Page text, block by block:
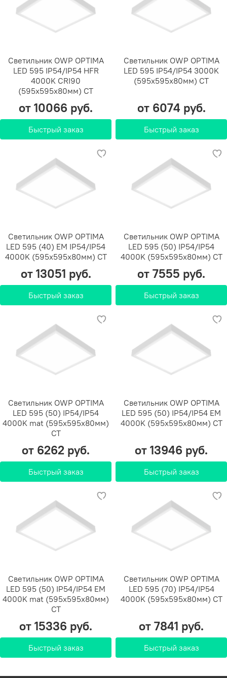
Светильник OWP OPTIMA
LED 595 IP54/IP54 HFR
4000K CRI90
(595х595х80мм) СТ
от 10066 руб.
Быстрый заказ
Светильник OWP OPTIMA
LED 595 IP54/IP54 3000K
(595х595х80мм) СТ
от 6074 руб.
Быстрый заказ
Светильник OWP OPTIMA
LED 595 (40) EM IP54/IP54
4000K (595х595х80мм) СТ
от 13051 руб.
Быстрый заказ
Светильник OWP OPTIMA
LED 595 (50) IP54/IP54
4000K (595х595х80мм) СТ
от 7555 руб.
Быстрый заказ
Светильник OWP OPTIMA
LED 595 (50) IP54/IP54
4000K mat (595х595х80мм)
СТ
от 6262 руб.
Быстрый заказ
Светильник OWP OPTIMA
LED 595 (50) IP54/IP54 EM
4000K (595х595х80мм) СТ
от 13946 руб.
Быстрый заказ
Светильник OWP OPTIMA
LED 595 (50) IP54/IP54 EM
4000K mat (595х595х80мм)
СТ
от 15336 руб.
Быстрый заказ
Светильник OWP OPTIMA
LED 595 (70) IP54/IP54
4000K (595х595х80мм) СТ
от 7841 руб.
Быстрый заказ